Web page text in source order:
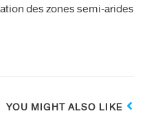
des zones semi-arides”
YOU MIGHT ALSO LIKE